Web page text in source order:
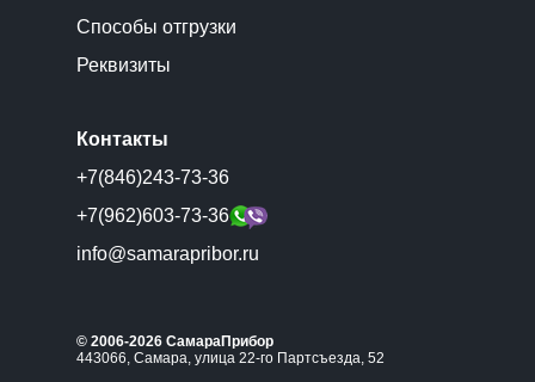
Способы отгрузки
Реквизиты
Контакты
+7(846)243-73-36
+7(962)603-73-36
info@samarapribor.ru
© 2006-2026 СамараПрибор
443066, Самара, улица 22-го Партсъезда, 52